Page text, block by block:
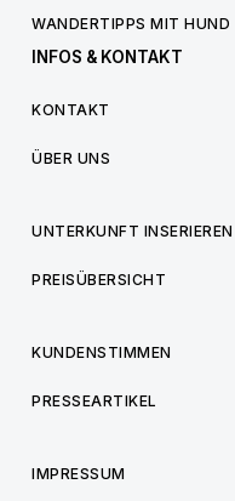
WANDERTIPPS MIT HUND
INFOS & KONTAKT
KONTAKT
ÜBER UNS
UNTERKUNFT INSERIEREN
PREISÜBERSICHT
KUNDENSTIMMEN
PRESSEARTIKEL
IMPRESSUM